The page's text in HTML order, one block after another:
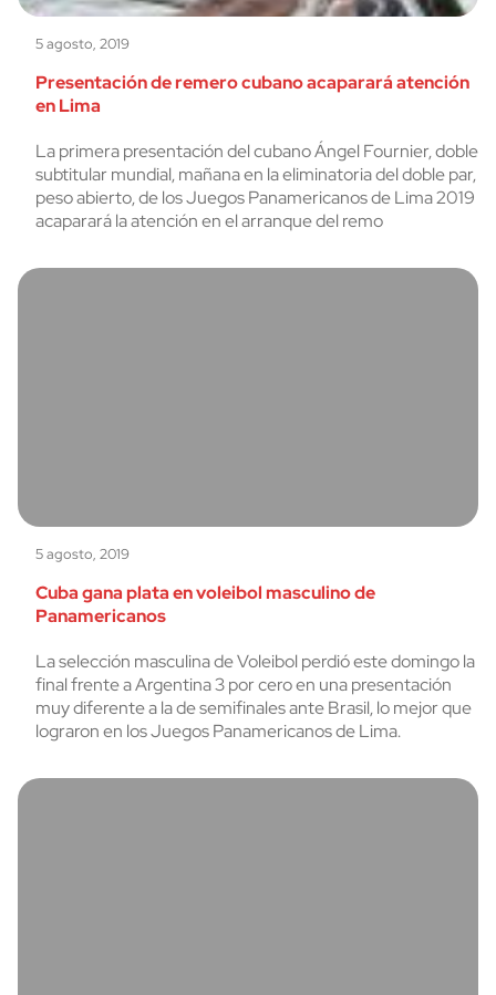
5 agosto, 2019
Presentación de remero cubano acaparará atención
en Lima
La primera presentación del cubano Ángel Fournier, doble
subtitular mundial, mañana en la eliminatoria del doble par,
peso abierto, de los Juegos Panamericanos de Lima 2019
acaparará la atención en el arranque del remo
5 agosto, 2019
Cuba gana plata en voleibol masculino de
Panamericanos
La selección masculina de Voleibol perdió este domingo la
final frente a Argentina 3 por cero en una presentación
muy diferente a la de semifinales ante Brasil, lo mejor que
lograron en los Juegos Panamericanos de Lima.